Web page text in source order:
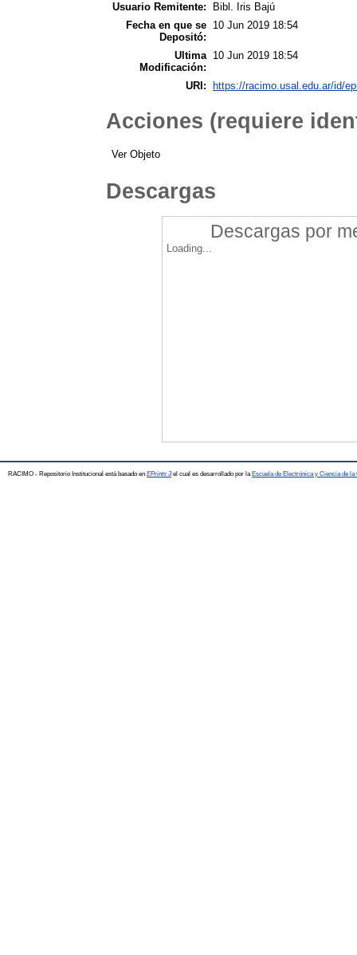
Usuario Remitente:
Bibl. Iris Bajú
Fecha en que se
Depositó:
10 Jun 2019 18:54
Ultima
Modificación:
10 Jun 2019 18:54
URI: https://racimo.usal.edu.ar/id/
Acciones (requiere
Ver Objeto
Descargas
Descargas por
Loading...
RACIMO - Repositorio Institucional está basado en EPrints 3el cual es desarrollado por la Escuela de Electrónica y Ciencia de la